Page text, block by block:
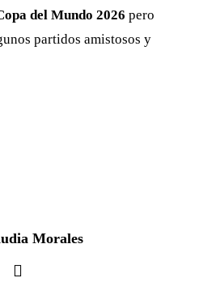
del Mundo 2026 pero
partidos amistosos y
Morales